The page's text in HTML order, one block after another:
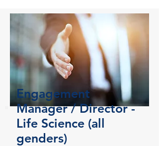
Engagement
Manager / Director -
Life Science (all
genders)